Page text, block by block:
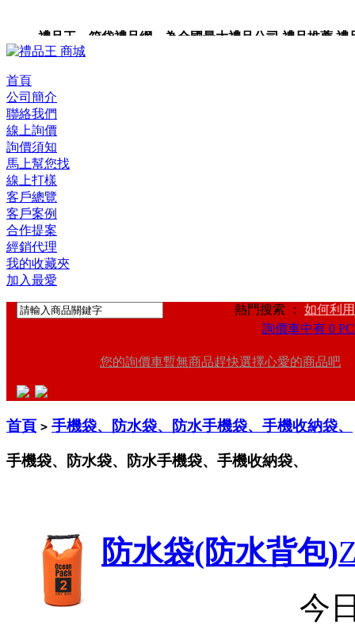
禮品王 箱袋禮品網 為全國最大禮品公司,禮品推薦,禮
卡,企業禮品,禮品小物,高級禮品,禮品網站。
首頁
公司簡介
聯絡我們
線上詢價
詢價須知
馬上幫您找
線上打樣
客戶總覽
客戶案例
合作提案
經銷代理
我的收藏夾
加入最愛
熱門搜索 ： 如何利
詢價車中有 0
您的詢價車暫無商品趕快選擇心愛的商品吧
首頁 > 手機袋、防水袋、防水手機袋、手機收納袋、
手機袋、防水袋、防水手機袋、手機收納袋、
防水袋(防水背包)
今